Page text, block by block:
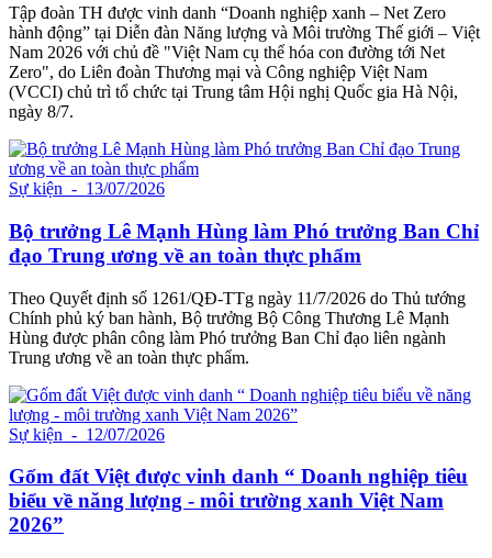
Tập đoàn TH được vinh danh “Doanh nghiệp xanh – Net Zero
hành động” tại Diễn đàn Năng lượng và Môi trường Thế giới – Việt
Nam 2026 với chủ đề "Việt Nam cụ thể hóa con đường tới Net
Zero", do Liên đoàn Thương mại và Công nghiệp Việt Nam
(VCCI) chủ trì tổ chức tại Trung tâm Hội nghị Quốc gia Hà Nội,
ngày 8/7.
Sự kiện - 13/07/2026
Bộ trưởng Lê Mạnh Hùng làm Phó trưởng Ban Chỉ
đạo Trung ương về an toàn thực phẩm
Theo Quyết định số 1261/QĐ-TTg ngày 11/7/2026 do Thủ tướng
Chính phủ ký ban hành, Bộ trưởng Bộ Công Thương Lê Mạnh
Hùng được phân công làm Phó trưởng Ban Chỉ đạo liên ngành
Trung ương về an toàn thực phẩm.
Sự kiện - 12/07/2026
Gốm đất Việt được vinh danh “ Doanh nghiệp tiêu
biểu về năng lượng - môi trường xanh Việt Nam
2026”